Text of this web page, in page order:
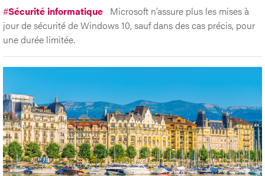
#Sécurité informatique Microsoft n’assure plus les mises à
jour de sécurité de Windows 10, sauf dans des cas précis, pour
une durée limitée.